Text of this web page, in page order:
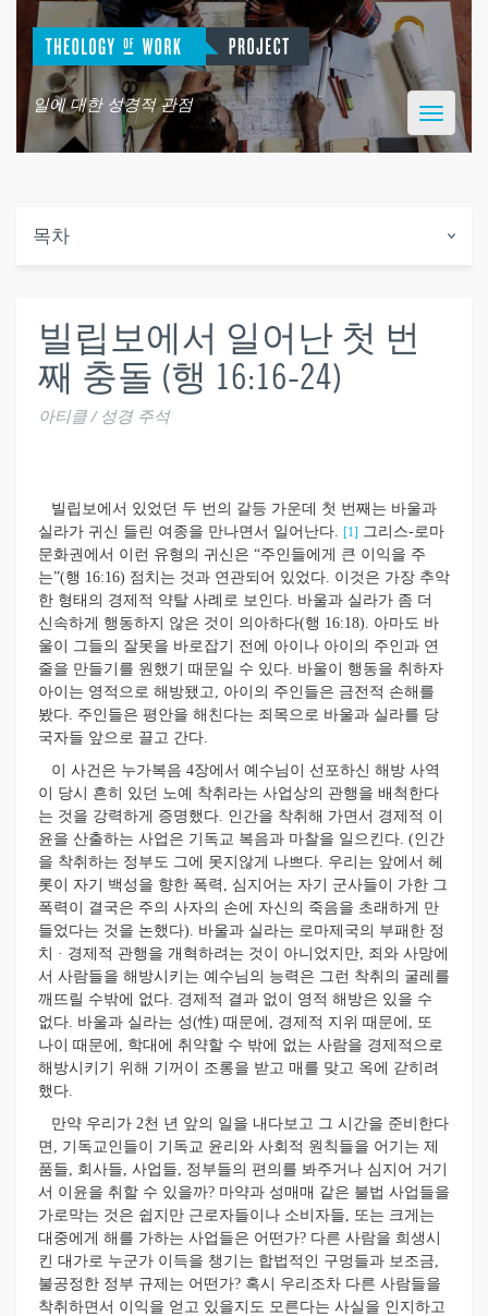
일에 대한 성경적 관점
Toggle
목차
빌립보에서 일어난 첫 번
째 충돌 (행 16:16-24)
아티클 / 성경 주석
빌립보에서 있었던 두 번의 갈등 가운데 첫 번째는 바울과
실라가 귀신 들린 여종을 만나면서 일어난다. [1] 그리스-로마
문화권에서 이런 유형의 귀신은 “주인들에게 큰 이익을 주
는”(행 16:16) 점치는 것과 연관되어 있었다. 이것은 가장 추악
한 형태의 경제적 약탈 사례로 보인다. 바울과 실라가 좀 더
신속하게 행동하지 않은 것이 의아하다(행 16:18). 아마도 바
울이 그들의 잘못을 바로잡기 전에 아이나 아이의 주인과 연
줄을 만들기를 원했기 때문일 수 있다. 바울이 행동을 취하자
아이는 영적으로 해방됐고, 아이의 주인들은 금전적 손해를
봤다. 주인들은 평안을 해친다는 죄목으로 바울과 실라를 당
국자들 앞으로 끌고 간다.
이 사건은 누가복음 4장에서 예수님이 선포하신 해방 사역
이 당시 흔히 있던 노예 착취라는 사업상의 관행을 배척한다
는 것을 강력하게 증명했다. 인간을 착취해 가면서 경제적 이
윤을 산출하는 사업은 기독교 복음과 마찰을 일으킨다. (인간
을 착취하는 정부도 그에 못지않게 나쁘다. 우리는 앞에서 헤
롯이 자기 백성을 향한 폭력, 심지어는 자기 군사들이 가한 그
폭력이 결국은 주의 사자의 손에 자신의 죽음을 초래하게 만
들었다는 것을 논했다). 바울과 실라는 로마제국의 부패한 정
치 · 경제적 관행을 개혁하려는 것이 아니었지만, 죄와 사망에
서 사람들을 해방시키는 예수님의 능력은 그런 착취의 굴레를
깨뜨릴 수밖에 없다. 경제적 결과 없이 영적 해방은 있을 수
없다. 바울과 실라는 성(性) 때문에, 경제적 지위 때문에, 또
나이 때문에, 학대에 취약할 수 밖에 없는 사람을 경제적으로
해방시키기 위해 기꺼이 조롱을 받고 매를 맞고 옥에 갇히려
했다.
만약 우리가 2천 년 앞의 일을 내다보고 그 시간을 준비한다
면, 기독교인들이 기독교 윤리와 사회적 원칙들을 어기는 제
품들, 회사들, 사업들, 정부들의 편의를 봐주거나 심지어 거기
서 이윤을 취할 수 있을까? 마약과 성매매 같은 불법 사업들을
가로막는 것은 쉽지만 근로자들이나 소비자들, 또는 크게는
대중에게 해를 가하는 사업들은 어떤가? 다른 사람을 희생시
킨 대가로 누군가 이득을 챙기는 합법적인 구멍들과 보조금,
불공정한 정부 규제는 어떤가? 혹시 우리조차 다른 사람들을
착취하면서 이익을 얻고 있을지도 모른다는 사실을 인지하고